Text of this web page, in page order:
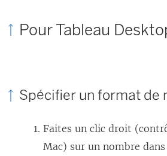
Pour Tableau
Spécifier un format de
Faites un clic droit
Mac) sur un nombre